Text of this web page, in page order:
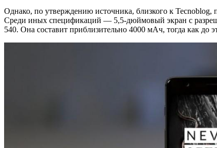
Однако, по утверждению источника, близкого к
Среди иных спецификаций — 5,5-дюймовый экран с
540. Она составит приблизительно 4000 мАч, тогда как до